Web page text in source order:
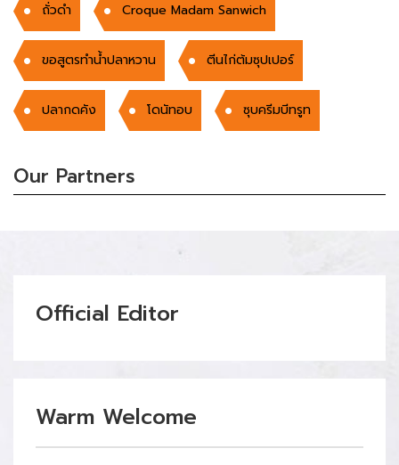
ถั่วดำ Croque Madam Sanwich
ขอสูตรทํานํ้าปลาหวาน ตีนไก่ต้มซุปเปอร์
ปลากดคัง โดนัทอบ ซุบครีมบีทรูท
Our Partners
Official Editor
Warm Welcome